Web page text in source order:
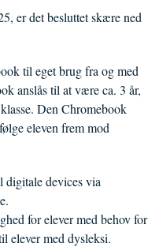
er det besluttet skære ned
til eget brug fra og med
anslås til at være ca. 3 år,
Den Chromebook
eleven frem mod
digitale devices via
for elever med behov for
elever med dysleksi.